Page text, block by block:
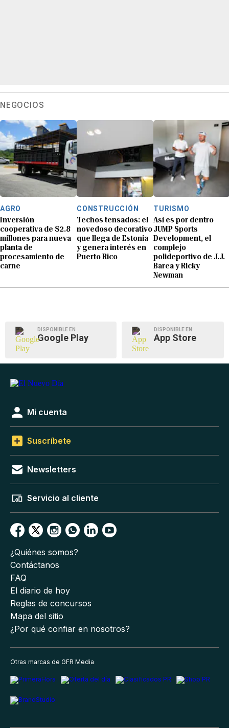
NEGOCIOS
AGRO
Inversión
cooperativa de $2.8
millones para nueva
planta de
procesamiento de
carne
CONSTRUCCIÓN
Techos tensados: el
novedoso decorativo
que llega de Estonia
y genera interés en
Puerto Rico
TURISMO
Así es por dentro
JUMP Sports
Development, el
complejo
polideportivo de J.J.
Barea y Ricky
Newman
DISPONIBLE EN
Google Play
DISPONIBLE EN
App Store
Mi cuenta
Suscríbete
Newsletters
Servicio al cliente
¿Quiénes somos?
Contáctanos
FAQ
El diario de hoy
Reglas de concursos
Mapa del sitio
¿Por qué confiar en nosotros?
Otras marcas de GFR Media